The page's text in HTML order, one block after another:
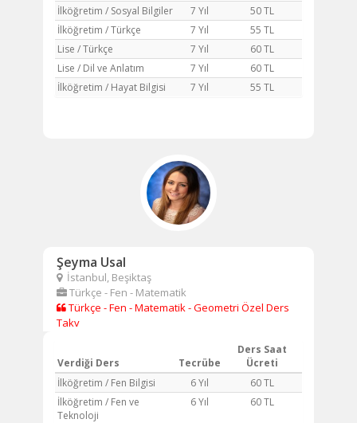
İlköğretim / Sosyal Bilgiler 7 Yıl
50 TL
İlköğretim / Türkçe
7 Yıl
55 TL
Lise / Türkçe
7 Yıl
60 TL
Lise / Dil ve Anlatım
7 Yıl
60 TL
İlköğretim / Hayat Bilgisi
7 Yıl 55 TL
Şeyma Usal
İstanbul, Beşiktaş
Türkçe - Fen - Matematik
Türkçe - Fen - Matematik - Geometri Özel Ders
Takv
Verdiği Ders Tecrübe
Ders Saat
Ücreti
İlköğretim / Fen Bilgisi
6 Yıl
60 TL
İlköğretim / Fen ve
Teknoloji
6 Yıl 60 TL